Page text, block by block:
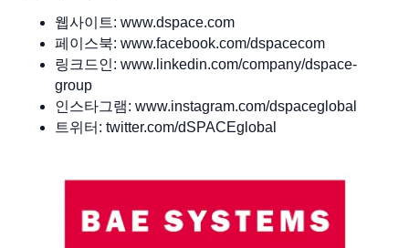
웹사이트: www.dspace.com
페이스북: www.facebook.com/dspacecom
링크드인: www.linkedin.com/company/dspace-
group
인스타그램: www.instagram.com/dspaceglobal
트위터: twitter.com/dSPACEglobal